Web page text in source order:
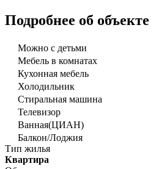
Подробнее об объекте
Можно с детьми
Мебель в комнатах
Кухонная мебель
Холодильник
Стиральная машина
Телевизор
Ванная(ЦИАН)
Балкон/Лоджия
Тип жилья
Квартира